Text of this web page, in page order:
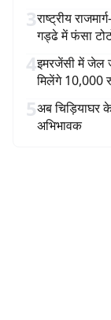
3राष्ट्रीय
गड्ढे में फंसा
4इमरजेंसी में जेल
मिलेंगे 10,000
5अब चिड़ियाघर
अभिभावक